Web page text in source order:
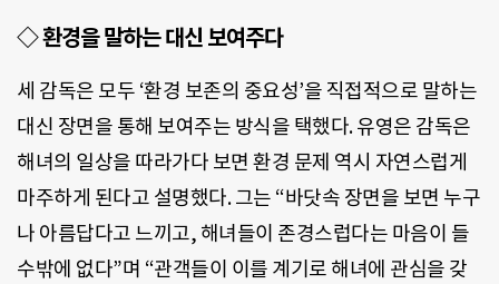
◇ 환경을 말하는 대신 보여주다
세 감독은 모두 ‘환경 보존의 중요성’을 직접적으로 말하는
대신 장면을 통해 보여주는 방식을 택했다. 유영은 감독은
해녀의 일상을 따라가다 보면 환경 문제 역시 자연스럽게
마주하게 된다고 설명했다. 그는 “바닷속 장면을 보면 누구
나 아름답다고 느끼고, 해녀들이 존경스럽다는 마음이 들
수밖에 없다”며 “관객들이 이를 계기로 해녀에 관심을 갖